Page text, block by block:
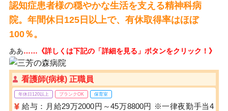
認知症患者様の穏やかな生活を支える精神科病
院。年間休日125日以上で、有休取得率はほぼ
100％。
ああ……《詳しくは下記の「詳細を見る」ボタンをクリック！》
看護師(病棟) 正職員
年休日120以上 ブランクOK 保育室
給与：月給29万2000円～45万8800円 ※一律夜勤手当4